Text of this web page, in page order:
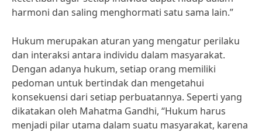
harmoni dan saling menghormati satu sama lain.”
Hukum merupakan aturan yang mengatur perilaku
dan interaksi antara individu dalam masyarakat.
Dengan adanya hukum, setiap orang memiliki
pedoman untuk bertindak dan mengetahui
konsekuensi dari setiap perbuatannya. Seperti yang
dikatakan oleh Mahatma Gandhi, “Hukum harus
menjadi pilar utama dalam suatu masyarakat, karena